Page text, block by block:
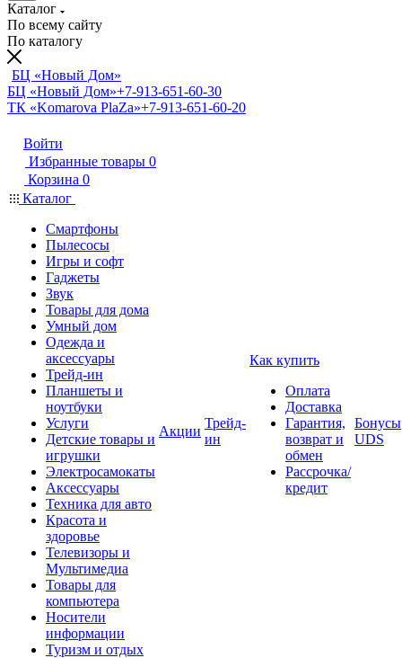
Каталог
По всему сайту
По каталогу
БЦ «Новый Дом»
БЦ «Новый Дом»+7-913-651-60-30
ТК «Komarova PlaZa»+7-913-651-60-20
Войти
Избранные товары 0
Корзина 0
Каталог
Смартфоны
Пылесосы
Игры и софт
Гаджеты
Звук
Товары для дома
Умный дом
Одежда и
аксессуары
Трейд-ин
Планшеты и
ноутбуки
Услуги
Детские товары и
игрушки
Электросамокаты
Аксессуары
Техника для авто
Красота и
здоровье
Телевизоры и
Мультимедиа
Товары для
компьютера
Носители
информации
Туризм и отдых
Акции
Трейд-
ин
Как купить
Оплата
Доставка
Гарантия,
возврат и
обмен
Рассрочка/
кредит
Бонусы
UDS